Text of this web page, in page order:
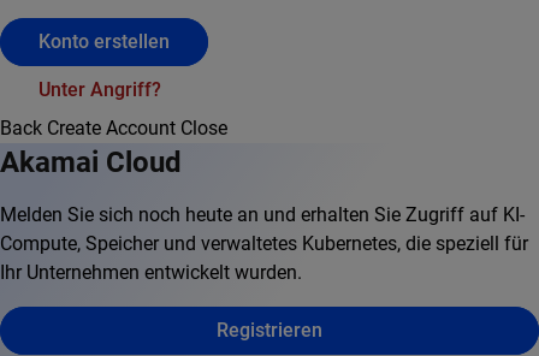
Konto erstellen
Unter Angriff?
Back Create Account Close
Akamai Cloud
Melden Sie sich noch heute an und erhalten Sie Zugriff auf KI-
Compute, Speicher und verwaltetes Kubernetes, die speziell für
Ihr Unternehmen entwickelt wurden.
Registrieren